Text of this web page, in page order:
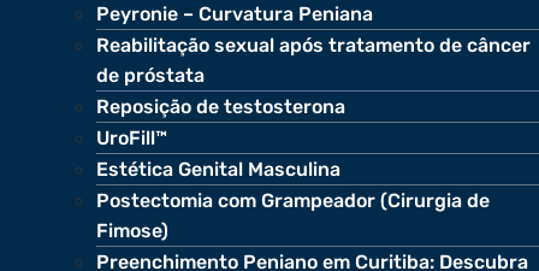
Peyronie – Curvatura Peniana
Reabilitação sexual após tratamento de câncer
de próstata
Reposição de testosterona
UroFill™
Estética Genital Masculina
Postectomia com Grampeador (Cirurgia de
Fimose)
Preenchimento Peniano em Curitiba: Descubra